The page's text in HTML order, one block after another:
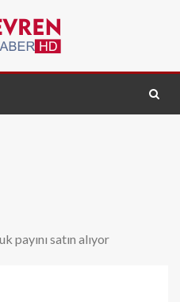
payını satın alıyor